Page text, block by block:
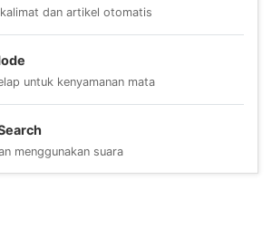
dan artikel otomatis
untuk kenyamanan mata
menggunakan suara